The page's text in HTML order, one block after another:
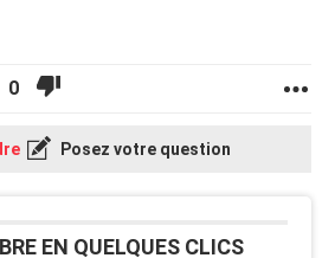
0
Posez votre question
EN QUELQUES CLICS